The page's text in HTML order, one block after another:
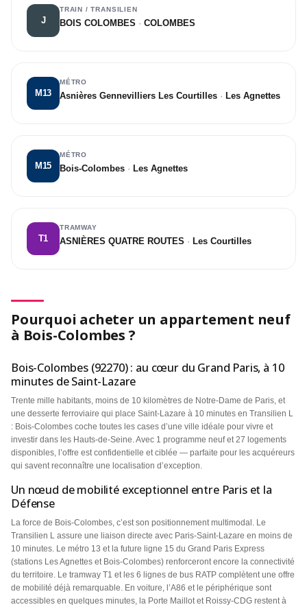
J
TRAIN / TRANSILIEN
BOIS COLOMBES · COLOMBES
M13
MÉTRO
Asnières Gennevilliers Les Courtilles · Les Agnettes
M15
MÉTRO
Bois-Colombes · Les Agnettes
T1
TRAMWAY
ASNIÈRES QUATRE ROUTES · Les Courtilles
Pourquoi acheter un appartement neuf
à Bois-Colombes ?
Bois-Colombes (92270) : au cœur du Grand Paris, à 10
minutes de Saint-Lazare
Trente mille habitants, moins de 10 kilomètres de Notre-Dame de Paris, et
une desserte ferroviaire qui place Saint-Lazare à 10 minutes en Transilien L
: Bois-Colombes coche toutes les cases d’une ville idéale pour vivre et
investir dans les Hauts-de-Seine. Avec 1 programme neuf et 27 logements
disponibles, l’offre est confidentielle et ciblée — parfaite pour les acquéreurs
qui savent reconnaître une localisation d’exception.
Un nœud de mobilité exceptionnel entre Paris et la
Défense
La force de Bois-Colombes, c’est son positionnement multimodal. Le
Transilien L assure une liaison directe avec Paris-Saint-Lazare en moins de
10 minutes. Le métro 13 et la future ligne 15 du Grand Paris Express
(stations Les Agnettes et Bois-Colombes) renforceront encore la connectivité
du territoire. Le tramway T1 et les 6 lignes de bus RATP complètent une offre
de mobilité déjà remarquable. En voiture, l’A86 et le périphérique sont
accessibles en quelques minutes, la Porte Maillot et Roissy-CDG restent à